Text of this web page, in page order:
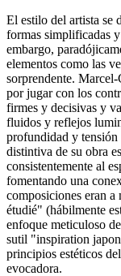
El estilo del artista se
formas simplificadas
embargo,
elementos como las
sorprendente.
por jugar con los
firmes y decisivas y
fluidos y reflejos
profundidad y tensión
distintiva de su obra
consistentemente al
fomentando una
composiciones eran
étudié" (hábilmente
enfoque meticuloso
sutil "inspiration
principios estéticos
evocadora.